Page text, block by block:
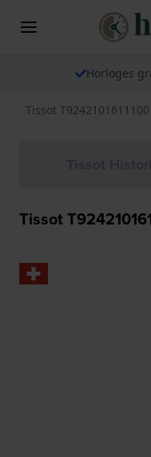
Horloges
Tissot
Tissot